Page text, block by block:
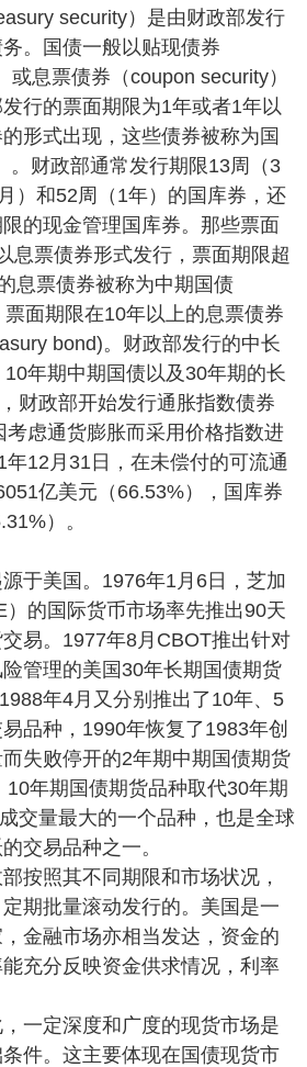
security）是由财政部发行
。国债一般以贴现债券
或息票债券（coupon security）
行的票面期限为1年或者1年以
形式出现，这些债券被称为国
。财政部通常发行期限13周（3
）和52周（1年）的国库券，还
的现金管理国库券。那些票面
息票债券形式发行，票面期限超
息票债券被称为中期国债
票面期限在10年以上的息票债券
bond)。财政部发行的中长
年期中期国债以及30年期的长
财政部开始发行通胀指数债券
虑通货膨胀而采用价格指数进
12月31日，在未偿付的可流通
亿美元（66.53%），国库券
）。
美国。1976年1月6日，芝加
的国际货币市场率先推出90天
易。1977年8月CBOT推出针对
管理的美国30年长期国债期货
年4月又分别推出了10年、5
品种，1990年恢复了1983年创
失败停开的2年期中期国债期货
年期国债期货品种取代30年期
交量最大的一个品种，也是全球
交易品种之一。
照其不同期限和市场状况，
期批量滚动发行的。美国是一
金融市场亦相当发达，资金的
充分反映资金供求情况，利率
定深度和广度的现货市场是
件。这主要体现在国债现货市